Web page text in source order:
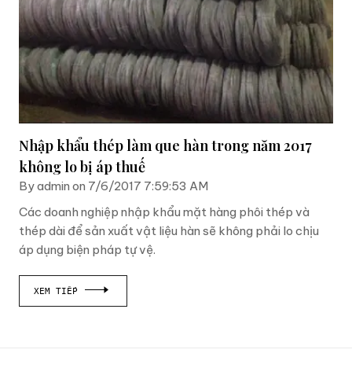
Nhập khẩu thép làm que hàn trong năm 2017
không lo bị áp thuế
By admin on 7/6/2017 7:59:53 AM
Các doanh nghiệp nhập khẩu mặt hàng phôi thép và
thép dài để sản xuất vật liệu hàn sẽ không phải lo chịu
áp dụng biện pháp tự vệ.
XEM TIẾP